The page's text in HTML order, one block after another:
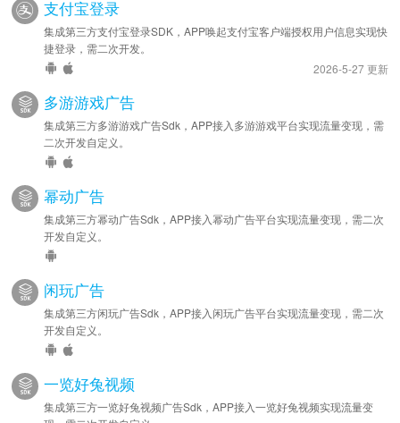
支付宝登录
集成第三方支付宝登录SDK，APP唤起支付宝客户端授权用户信息实现快
捷登录，需二次开发。
2026-5-27 更新
多游游戏广告
集成第三方多游游戏广告Sdk，APP接入多游游戏平台实现流量变现，需
二次开发自定义。
幂动广告
集成第三方幂动广告Sdk，APP接入幂动广告平台实现流量变现，需二次
开发自定义。
闲玩广告
集成第三方闲玩广告Sdk，APP接入闲玩广告平台实现流量变现，需二次
开发自定义。
一览好兔视频
集成第三方一览好兔视频广告Sdk，APP接入一览好兔视频实现流量变